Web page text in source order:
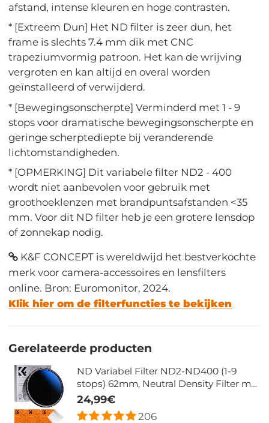
afstand, intense kleuren en hoge contrasten.
* [Extreem Dun] Het ND filter is zeer dun, het
frame is slechts 7.4 mm dik met CNC
trapeziumvormig patroon. Het kan de wrijving
vergroten en kan altijd en overal worden
geïnstalleerd of verwijderd.
* [Bewegingsonscherpte] Verminderd met 1 - 9
stops voor dramatische bewegingsonscherpte en
geringe scherptediepte bij veranderende
lichtomstandigheden.
* [OPMERKING] Dit variabele filter ND2 - 400
wordt niet aanbevolen voor gebruik met
groothoeklenzen met brandpuntsafstanden <35
mm. Voor dit ND filter heb je een grotere lensdop
of zonnekap nodig.
K&F CONCEPT is wereldwijd het bestverkochte
merk voor camera-accessoires en lensfilters
online. Bron: Euromonitor, 2024.
Klik hier om de filterfuncties te bekijken
Gerelateerde producten
ND Variabel Filter ND2-ND400 (1-9
stops) 62mm, Neutral Density Filter met
18 lagen Nanocoating en 3
Poetsdoekjes - Nano Klear
24,99€
206